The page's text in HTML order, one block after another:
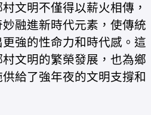
文明不僅得以薪火相傳，
融進新時代元素，使傳統
強的性命力和時代感。這
文明的繁榮發展，也為鄉
給了強年夜的文明支撐和